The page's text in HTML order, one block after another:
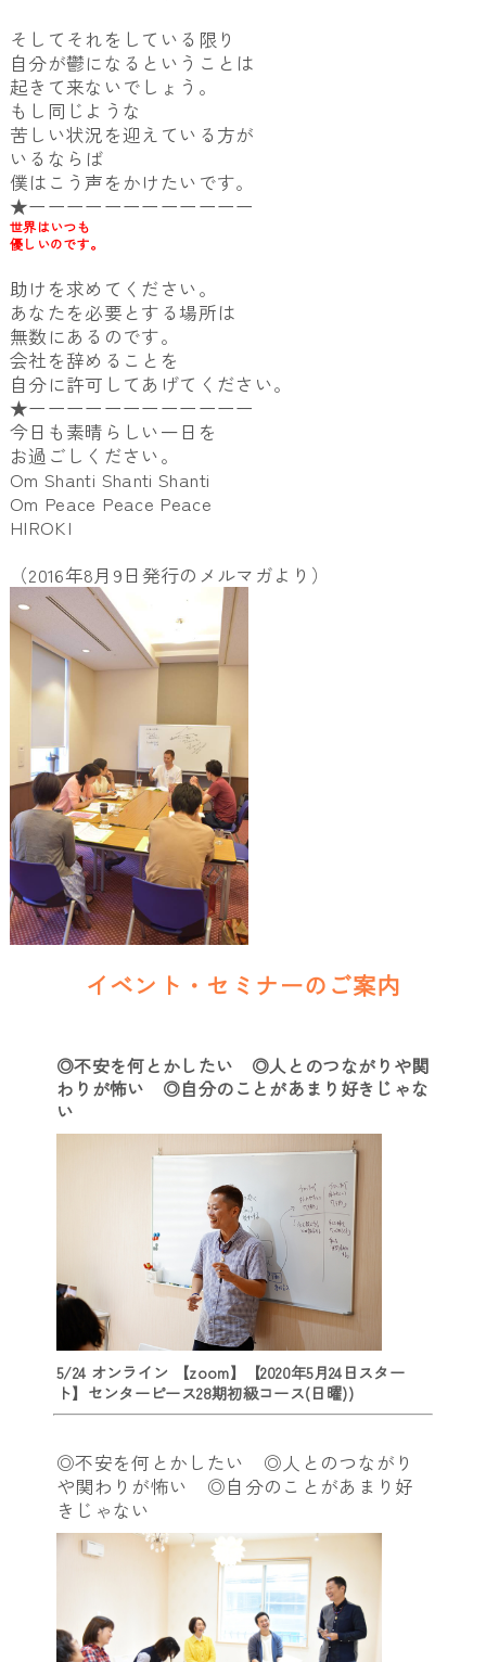
そしてそれをしている限り
自分が鬱になるということは
起きて来ないでしょう。
もし同じような
苦しい状況を迎えている方が
いるならば
僕はこう声をかけたいです。
★ーーーーーーーーーーーー
世界はいつも
優しいのです。
助けを求めてください。
あなたを必要とする場所は
無数にあるのです。
会社を辞めることを
自分に許可してあげてください。
★ーーーーーーーーーーーー
今日も素晴らしい一日を
お過ごしください。
Om Shanti Shanti Shanti
Om Peace Peace Peace
HIROKI
（2016年8月9日発行のメルマガより）
イベント・セミナーのご案内
◎不安を何とかしたい ◎人とのつながりや関
わりが怖い ◎自分のことがあまり好きじゃな
い
5/24 オンライン 【zoom】【2020年5月24日スター
ト】センターピース28期初級コース(日曜))
◎不安を何とかしたい ◎人とのつながり
や関わりが怖い ◎自分のことがあまり好
きじゃない